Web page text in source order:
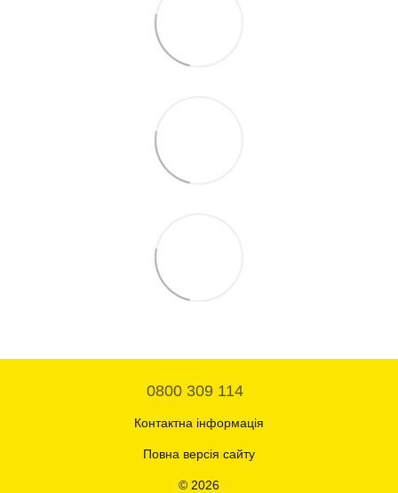
0800 309 114
Контактна інформація
Повна версія сайту
© 2026